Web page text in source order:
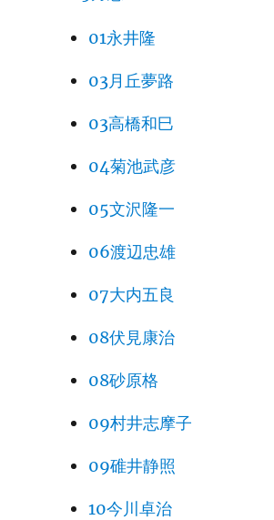
01永井隆
03月丘夢路
03高橋和巳
04菊池武彦
05文沢隆一
06渡辺忠雄
07大内五良
08伏見康治
08砂原格
09村井志摩子
09碓井静照
10今川卓治